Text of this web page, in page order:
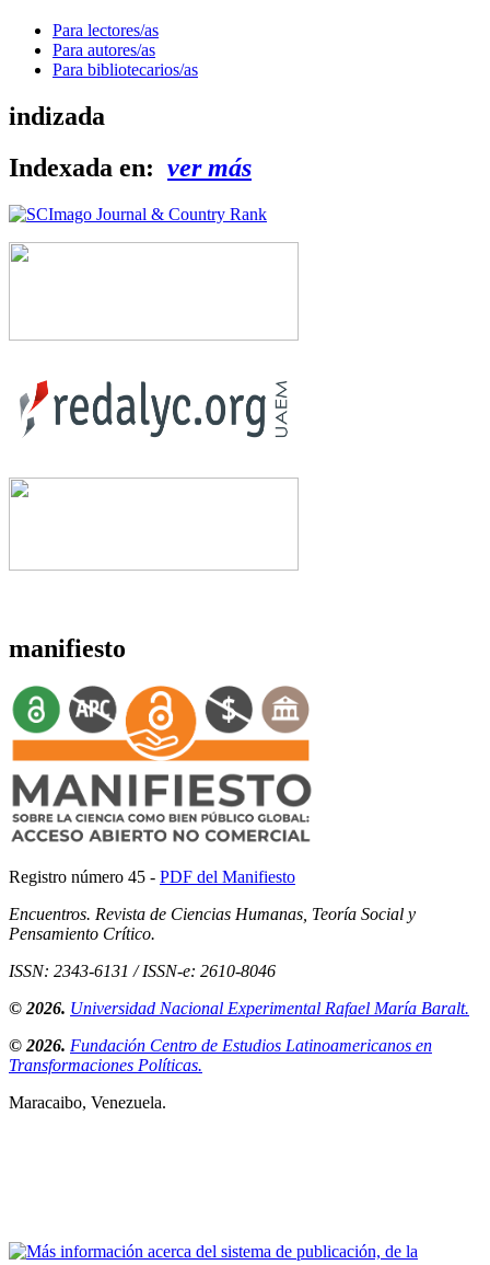
Para lectores/as
Para autores/as
Para bibliotecarios/as
indizada
Indexada en: ver más
manifiesto
Registro número 45 - PDF del Manifiesto
Encuentros. Revista de Ciencias Humanas, Teoría Social y
Pensamiento Crítico.
ISSN: 2343-6131 / ISSN-e: 2610-8046
© 2026. Universidad Nacional Experimental Rafael María Baralt.
© 2026. Fundación Centro de Estudios Latinoamericanos en
Transformaciones Políticas.
Maracaibo, Venezuela.